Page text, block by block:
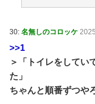
【悲報】バンダ
映画『8番出口
とめMAP(総合)
1Kアパート家
後だと賃貸の人は
合)
NEW! (8/9 04:25)
30: 名無しのコロッケ
>>1
＞「トイレをしてい
た」
ちゃんと順番ずつや